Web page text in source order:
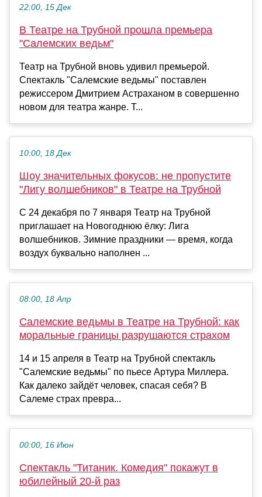
22:00, 15 Дек
В Театре на Трубной прошла премьера
"Салемских ведьм"
Театр на Трубной вновь удивил премьерой.
Спектакль "Салемские ведьмы" поставлен
режиссером Дмитрием Астраханом в совершенно
новом для театра жанре. Т...
10:00, 18 Дек
Шоу значительных фокусов: не пропустите
"Лигу волшебников" в Театре на Трубной
С 24 декабря по 7 января Театр на Трубной
приглашает на Новогоднюю ёлку: Лига
волшебников. Зимние праздники — время, когда
воздух буквально наполнен ...
08:00, 18 Апр
Салемские ведьмы в Театре на Трубной: как
моральные границы разрушаются страхом
14 и 15 апреля в Театр на Трубной спектакль
"Салемские ведьмы" по пьесе Артура Миллера.
Как далеко зайдёт человек, спасая себя? В
Салеме страх превра...
00:00, 16 Июн
Спектакль "Титаник. Комедия" покажут в
юбилейный 20-й раз